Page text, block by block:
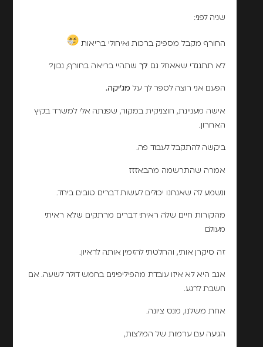
שניה לפני:
החורף מקבל מספיק ברכות ואיחולי בריאות
לא תתנגדי שאאחל גם לך שתהיי בריאה בחורף, נכון?
הפעם אני רוצה לספר לך על מג'יקה.
אישה מעניינת, חוצניקית במקור, שפנתה אלי למשרד בקיץ
האחרון.
ביקשה להתקבל לעבוד פה.
אמרה שהתרשמה מהבאזזז
ונשמע לה שאנחנו יכולים לעשות דברים טובים ביחד.
מהקורות חיים שלה ראיתי דברים מרתקים שלא ראיתי
מעולם
זה סיקרן אותי, והחלטתי להזמין אותה לראיון.
אגב היא לא איזו עובדת מהפיליפינים בחמש דולר לשעה. אם
חשבת לרגע.
אחת משלנו, מנס ציונה.
הגיעה עם ערמות של המלצות,